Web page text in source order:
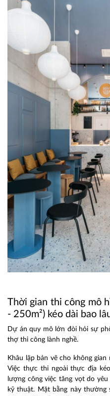
Thời gian thi công mô
- 250m²) kéo dài bao
Dự án quy mô lớn đòi hỏi sự
thợ thi công lành nghề.
Khâu lập bản vẽ cho không
Việc thực thi ngoài thực địa
lượng công việc tăng vọt do
kỹ thuật. Mặt bằng này thường